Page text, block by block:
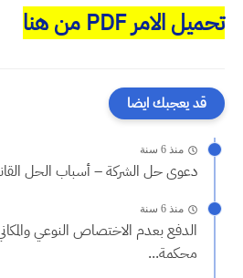
تحميل الامر PDF من هنا
قد يعجبك ايضا
منذ 6 سنة
دعوى حل الشركة – أسباب الحل
منذ 6 سنة
الدفع بعدم الاختصاص النوعي
محكمة...